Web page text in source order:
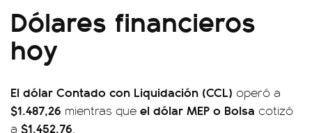
Dólares financieros
hoy
El dólar Contado con Liquidación (CCL) operó a
$1.487,26 mientras que el dólar MEP o Bolsa cotizó
a $1.452,76.